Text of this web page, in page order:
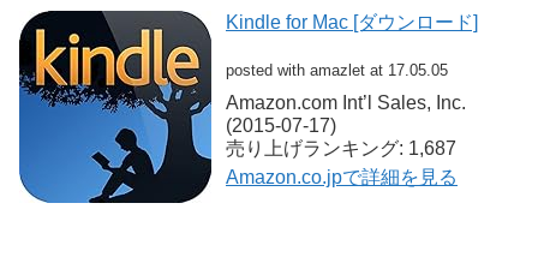
Kindle for Mac [ダウンロード]
posted with amazlet at 17.05.05
Amazon.com Int’l Sales, Inc.
(2015-07-17)
売り上げランキング: 1,687
Amazon.co.jpで詳細を見る